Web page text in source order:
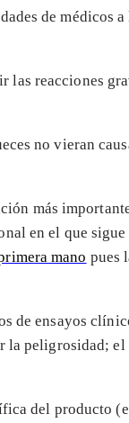
de médicos
las reacciones
no vieran
más
en el que sigue
mano pues
de ensayos
la peligrosidad;
del producto